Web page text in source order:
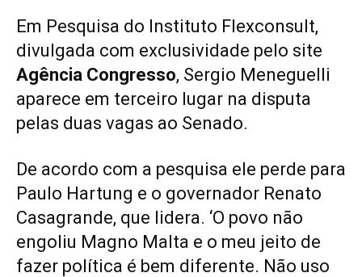
Em Pesquisa do Instituto Flexconsult,
divulgada com exclusividade pelo site
Agência Congresso, Sergio Meneguelli
aparece em terceiro lugar na disputa
pelas duas vagas ao Senado.
De acordo com a pesquisa ele perde para
Paulo Hartung e o governador Renato
Casagrande, que lidera. ‘O povo não
engoliu Magno Malta e o meu jeito de
fazer política é bem diferente. Não uso